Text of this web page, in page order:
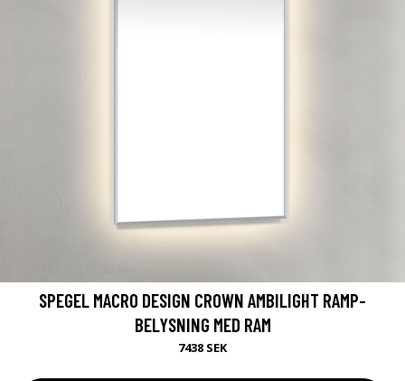
SPEGEL MACRO DESIGN CROWN AMBILIGHT RAMP-
BELYSNING MED RAM
7438 SEK